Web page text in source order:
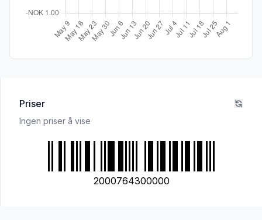
Priser
Ingen priser å vise
2000764300000